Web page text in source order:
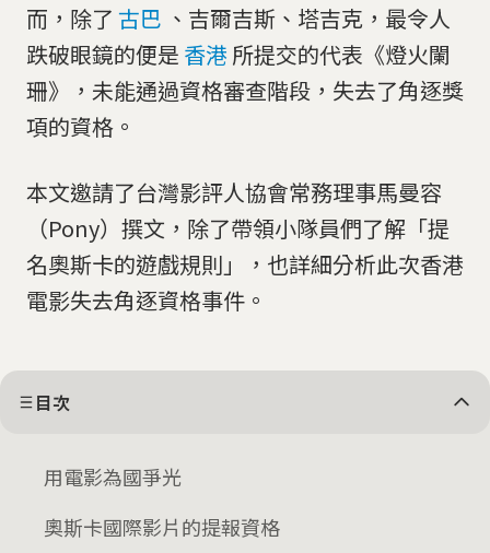
而，除了 古巴 、吉爾吉斯、塔吉克，最令人
跌破眼鏡的便是 香港 所提交的代表《燈火闌
珊》，未能通過資格審查階段，失去了角逐獎
項的資格。
本文邀請了台灣影評人協會常務理事馬曼容
（Pony）撰文，除了帶領小隊員們了解「提
名奧斯卡的遊戲規則」，也詳細分析此次香港
電影失去角逐資格事件。
目次
用電影為國爭光
奧斯卡國際影片的提報資格